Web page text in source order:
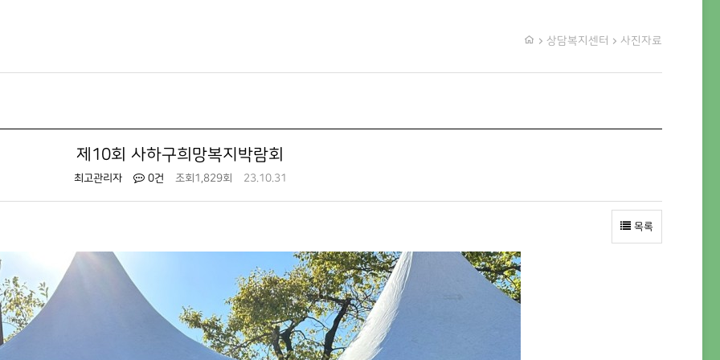
상담복지센터 사진자료
제10회 사하구희망복지박람회
최고관리자 0건 조회 1,829회 23.10.31
목록